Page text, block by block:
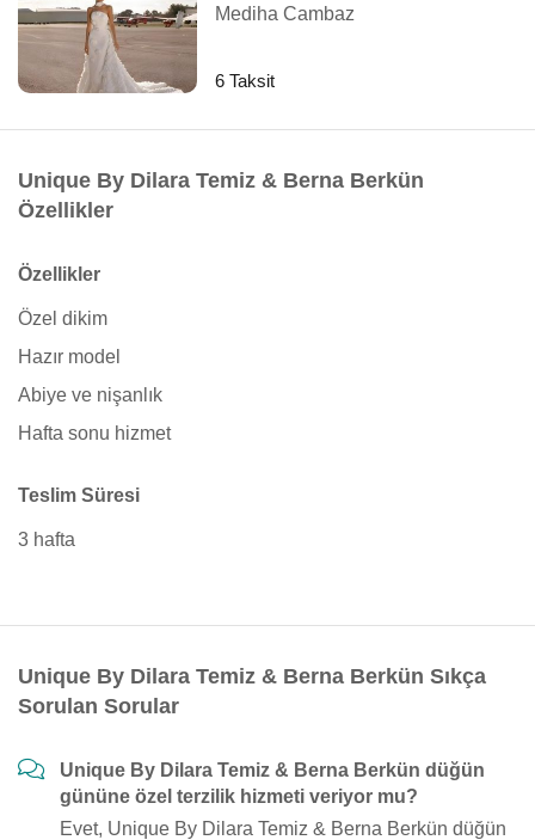
Mediha Cambaz
6 Taksit
Unique By Dilara Temiz & Berna Berkün
Özellikler
Özellikler
Özel dikim
Hazır model
Abiye ve nişanlık
Hafta sonu hizmet
Teslim Süresi
3 hafta
Unique By Dilara Temiz & Berna Berkün Sıkça
Sorulan Sorular
Unique By Dilara Temiz & Berna Berkün düğün
gününe özel terzilik hizmeti veriyor mu?
Evet, Unique By Dilara Temiz & Berna Berkün düğün